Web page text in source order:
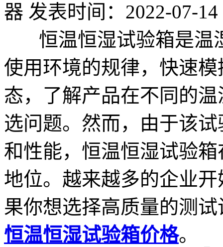
器 发表时间：2022-07-14
恒温恒湿试验箱是温
使用环境的规律，快速
态，了解产品在不同的
选问题。然而，由于该
和性能，恒温恒湿试验
地位。越来越多的企业
果你想选择高质量的测
恒温恒湿试验箱价格。